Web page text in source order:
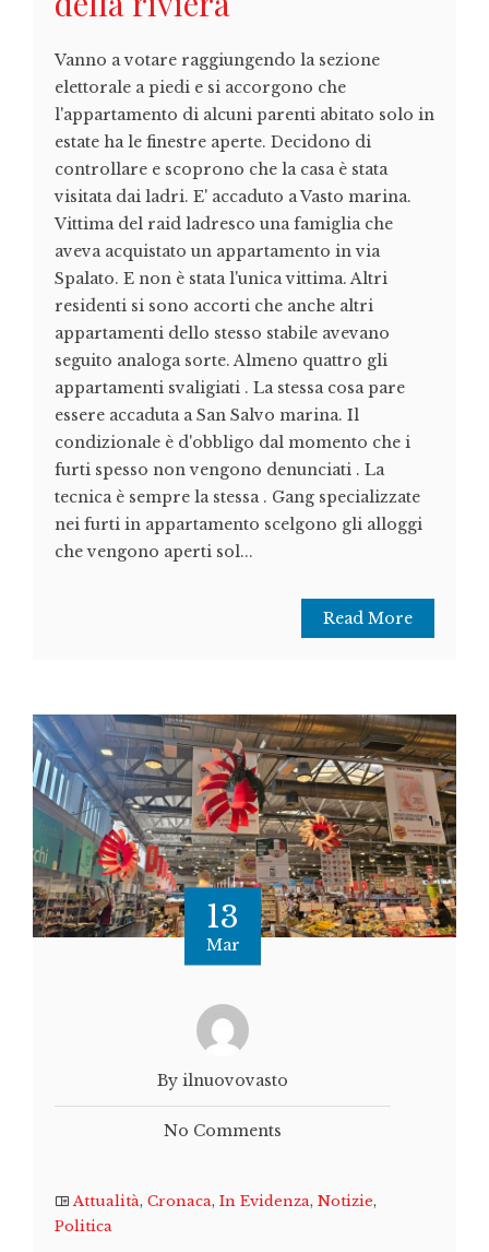
Vanno a votare raggiungendo la sezione
elettorale a piedi e si accorgono che
l'appartamento di alcuni parenti abitato solo in
estate ha le finestre aperte. Decidono di
controllare e scoprono che la casa è stata
visitata dai ladri. E' accaduto a Vasto marina.
Vittima del raid ladresco una famiglia che
aveva acquistato un appartamento in via
Spalato. E non è stata l'unica vittima. Altri
residenti si sono accorti che anche altri
appartamenti dello stesso stabile avevano
seguito analoga sorte. Almeno quattro gli
appartamenti svaligiati . La stessa cosa pare
essere accaduta a San Salvo marina. Il
condizionale è d'obbligo dal momento che i
furti spesso non vengono denunciati . La
tecnica è sempre la stessa . Gang specializzate
nei furti in appartamento scelgono gli alloggi
che vengono aperti sol...
Read More
13
Mar
By ilnuovovasto
No Comments
Attualità, Cronaca, In Evidenza, Notizie,
Politica